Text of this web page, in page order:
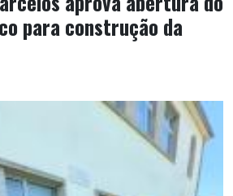
para construção da